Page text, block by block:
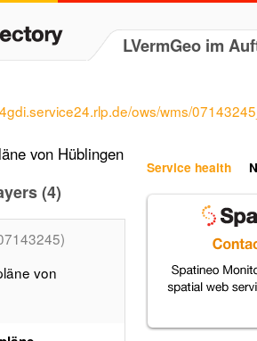
LVermGeo im
ows/wms/
Service health
von Hüblingen
(4)
von